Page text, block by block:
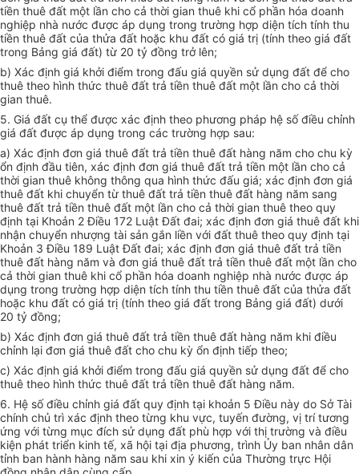
tiền thuê đất một lần cho cả thời gian thuê khi cổ phần hóa doanh
nghiệp nhà nước được áp dụng trong trường hợp diện tích tính thu
tiền thuê đất của thửa đất hoặc khu đất có giá trị (tính theo giá đất
trong Bảng giá đất) từ 20 tỷ đồng trở lên;
b) Xác định giá khởi điểm trong đấu giá quyền sử dụng đất để cho
thuê theo hình thức thuê đất trả tiền thuê đất một lần cho cả thời
gian thuê.
5. Giá đất cụ thể được xác định theo phương pháp hệ số điều chỉnh
giá đất được áp dụng trong các trường hợp sau:
a) Xác định đơn giá thuê đất trả tiền thuê đất hàng năm cho chu kỳ
ổn định đầu tiên, xác định đơn giá thuê đất trả tiền một lần cho cả
thời gian thuê không thông qua hình thức đấu giá; xác định đơn giá
thuê đất khi chuyển từ thuê đất trả tiền thuê đất hàng năm sang
thuê đất trả tiền thuê đất một lần cho cả thời gian thuê theo quy
định tại Khoản 2 Điều 172 Luật Đất đai; xác định đơn giá thuê đất khi
nhận chuyển nhượng tài sản gắn liền với đất thuê theo quy định tại
Khoản 3 Điều 189 Luật Đất đai; xác định đơn giá thuê đất trả tiền
thuê đất hàng năm và đơn giá thuê đất trả tiền thuê đất một lần cho
cả thời gian thuê khi cổ phần hóa doanh nghiệp nhà nước được áp
dụng trong trường hợp diện tích tính thu tiền thuê đất của thửa đất
hoặc khu đất có giá trị (tính theo giá đất trong Bảng giá đất) dưới
20 tỷ đồng;
b) Xác định đơn giá thuê đất trả tiền thuê đất hàng năm khi điều
chỉnh lại đơn giá thuê đất cho chu kỳ ổn định tiếp theo;
c) Xác định giá khởi điểm trong đấu giá quyền sử dụng đất để cho
thuê theo hình thức thuê đất trả tiền thuê đất hàng năm.
6. Hệ số điều chỉnh giá đất quy định tại khoản 5 Điều này do Sở Tài
chính chủ trì xác định theo từng khu vực, tuyến đường, vị trí tương
ứng với từng mục đích sử dụng đất phù hợp với thị trường và điều
kiện phát triển kinh tế, xã hội tại địa phương, trình Ủy ban nhân dân
tỉnh ban hành hàng năm sau khi xin ý kiến của Thường trực Hội